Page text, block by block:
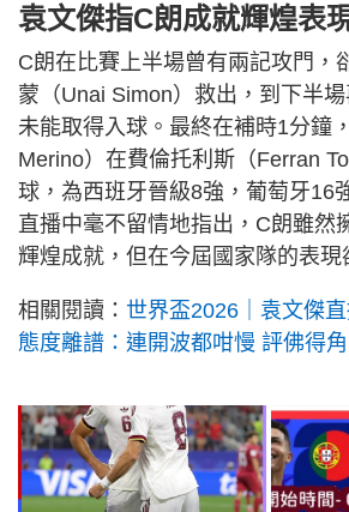
袁文傑指C朗成就輝煌表
C朗在比賽上半場曾有兩記攻門，
蒙（Unai Simon）救出，到下半
未能取得入球。最終在補時1分鐘
Merino）在費倫托利斯（Ferran
球，為西班牙晉級8強，葡萄牙16
直播中毫不留情地指出，C朗雖然
輝煌成就，但在今屆國家隊的表現
相關閱讀： 世界盃2026｜袁文傑
態度離譜：連開波都咁慢 評佛得角